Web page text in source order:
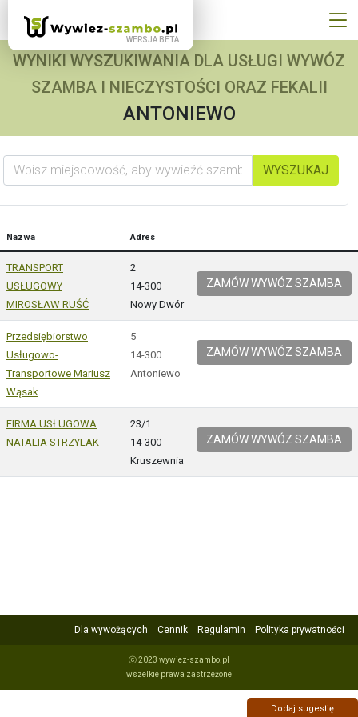
WYNIKI WYSZUKIWANIA DLA USŁUGI WYWÓZ
SZAMBA I NIECZYSTOŚCI ORAZ FEKALII
ANTONIEWO
Wpisz miejscowość, aby wywieźć szambo
WYSZUKAJ
Nazwa Adres
TRANSPORT
USŁUGOWY
MIROSŁAW RUŚĆ
2
14-300
Nowy Dwór
ZAMÓW WYWÓZ SZAMBA
Przedsiębiorstwo
Usługowo-
Transportowe Mariusz
Wąsak
5
14-300
Antoniewo
ZAMÓW WYWÓZ SZAMBA
FIRMA USŁUGOWA
NATALIA STRZYLAK
23/1
14-300
Kruszewnia
ZAMÓW WYWÓZ SZAMBA
Dla wywożących Cennik Regulamin Polityka prywatności
ⓒ 2023 wywiez-szambo.pl
wszelkie prawa zastrzeżone
Dodaj sugestię